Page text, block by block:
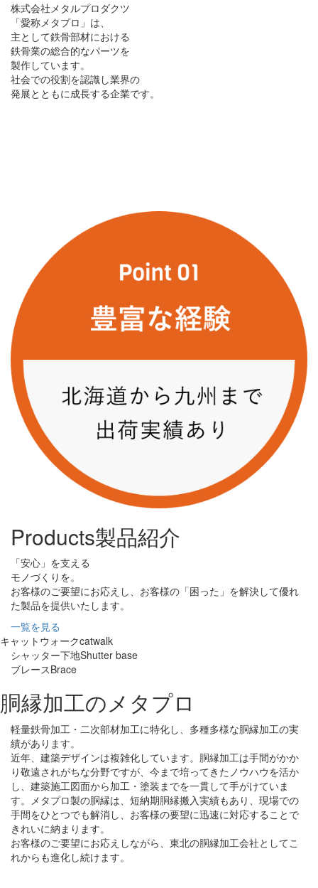
株式会社メタルプロダクツ
「愛称メタプロ」は、
主として鉄骨部材における
鉄骨業の総合的なパーツを
製作しています。
社会での役割を認識し業界の
発展とともに成長する企業です。
Products製品紹介
「安心」を支える
モノづくりを。
お客様のご要望にお応えし、お客様の「困った」を解決して優れ
た製品を提供いたします。
一覧を見る
キャットウォークcatwalk
シャッター下地Shutter base
ブレースBrace
胴縁加工のメタプロ
軽量鉄骨加工・二次部材加工に特化し、多種多様な胴縁加工の実
績があります。
近年、建築デザインは複雑化しています。胴縁加工は手間がかか
り敬遠されがちな分野ですが、今まで培ってきたノウハウを活か
し、建築施工図面から加工・塗装までを一貫して手がけていま
す。メタプロ製の胴縁は、短納期胴縁搬入実績もあり、現場での
手間をひとつでも解消し、お客様の要望に迅速に対応することで
きれいに納まります。
お客様のご要望にお応えしながら、東北の胴縁加工会社としてこ
れからも進化し続けます。